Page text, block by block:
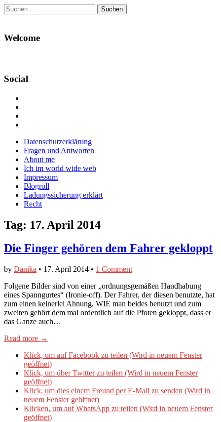
Suchen
nach:
Welcome
Social
Facebook
anzeigen
Twitter
anzeigen
auf
Instagram
anzeigen
Main
menu
Skip
content
Datenschutzerklärung
Fragen und Antworten
About me
Ich im world wide web
Impressum
Blogroll
Ladungssicherung erklärt
Recht
Tag: 17. April 2014
Die Finger gehören dem Fahrer gekloppt
by Danika • 17. April 2014 • 1 Comment
Folgene Bilder sind von einer „ordnungsgemäßen Handhabung
eines Spanngurtes“ (Ironie-off). Der Fahrer, der diesen benutzte, hat
zum einen keinerlei Ahnung, WIE man beides benutzt und zum
zweiten gehört dem mal ordentlich auf die Pfoten gekloppt, dass er
das Ganze auch…
Read more →
Klick, um auf Facebook zu teilen (Wird in neuem Fenster
geöffnet)
Klick, um über Twitter zu teilen (Wird in neuem Fenster
geöffnet)
Klick, um dies einem Freund per E-Mail zu senden (Wird in
neuem Fenster geöffnet)
Klicken, um auf WhatsApp zu teilen (Wird in neuem Fenster
geöffnet)